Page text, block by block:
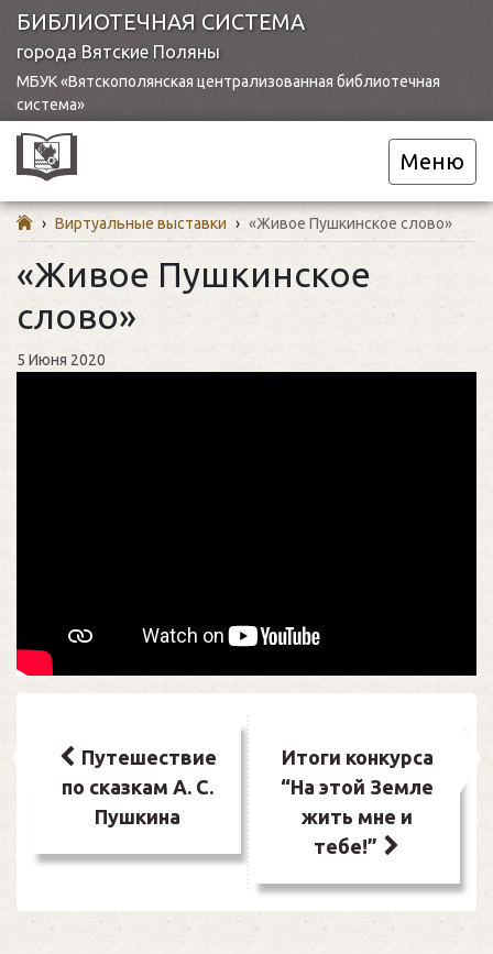
БИБЛИОТЕЧНАЯ СИСТЕМА
города Вятские Поляны
МБУК «Вятскополянская централизованная библиотечная
система»
Меню
› Виртуальные выставки › «Живое Пушкинское слово»
«Живое Пушкинское
слово»
5 Июня 2020
по
записям
Путешествие
по сказкам А. С.
Пушкина
Итоги конкурса
“На этой Земле
жить мне и
тебе!”